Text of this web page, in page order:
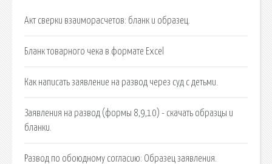
Акт сверки взаиморасчетов: бланк и образец.
Бланк товарного чека в формате Excel
Как написать заявление на развод через суд с детьми.
Заявления на развод (формы 8,9,10) - скачать образцы и
бланки.
Развод по обоюдному согласию: Образец заявления.